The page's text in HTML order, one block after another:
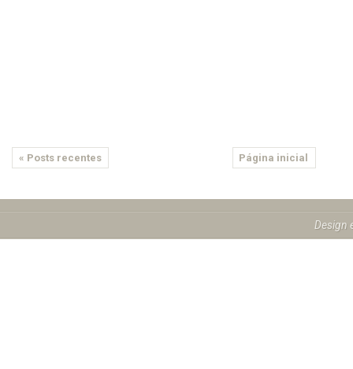
« Posts recentes Página inicial
Design